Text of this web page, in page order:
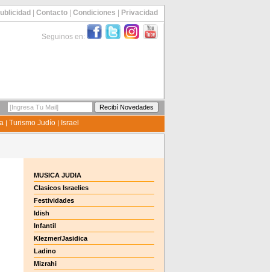
Contacto Condiciones Privacidad
Seguinos en:
| Turismo Judío | Israel
MUSICA JUDIA
Clasicos Israelies
Festividades
Idish
Infantil
Klezmer/Jasidica
Ladino
Mizrahi